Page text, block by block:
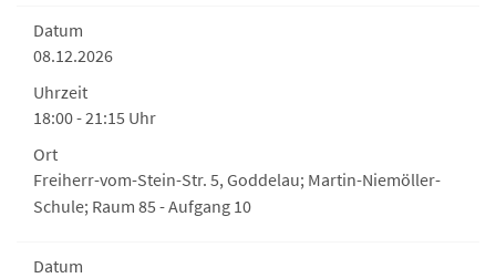
Datum
08.12.2026
Uhrzeit
18:00 - 21:15 Uhr
Ort
Freiherr-vom-Stein-Str. 5, Goddelau; Martin-Niemöller-
Schule; Raum 85 - Aufgang 10
Datum